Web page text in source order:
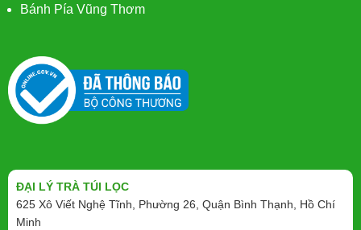
Bánh Pía Vũng Thơm
ĐẠI LÝ TRÀ TÚI LỌC
625 Xô Viết Nghệ Tĩnh, Phường 26, Quận Bình Thạnh, Hồ Chí
Minh